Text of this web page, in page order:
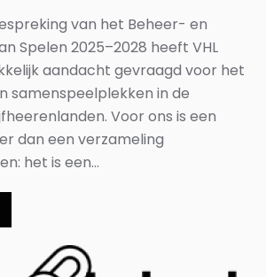
van het Beheer- en
Spelen 2025–2028 heeft VHL
aandacht gevraagd voor het
samenspeelplekken in de
Voor ons is een
dan een verzameling
het is een...